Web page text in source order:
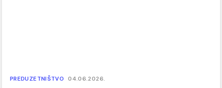
PREDUZETNIŠTVO 04.06.2026.